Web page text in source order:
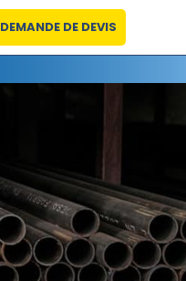
DEMANDE DE DEVIS